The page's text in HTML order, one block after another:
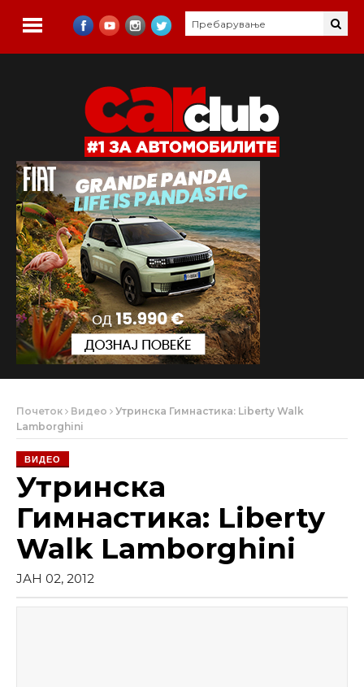
Почеток Видео
Утринска Гимнастика: Liberty Walk
Lamborghini
ВИДЕО
Утринска
Гимнастика: Liberty
Walk Lamborghini
ЈАН 02, 2012